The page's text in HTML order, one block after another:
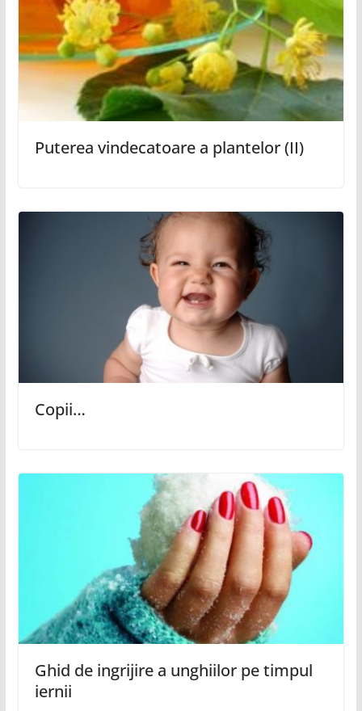
Puterea vindecatoare a plantelor (II)
Copii…
Ghid de ingrijire a unghiilor pe timpul
iernii